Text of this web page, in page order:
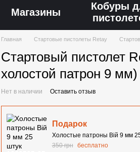
Магазины
Кобуры
Главная Стартовые пистолеты Retay
Стартовый пистолет
холостой патрон 9 мм)
Нет в наличии Оставить отзыв
Подарок
Холостые патроны Вій 9 мм
350 грн
бесплатно